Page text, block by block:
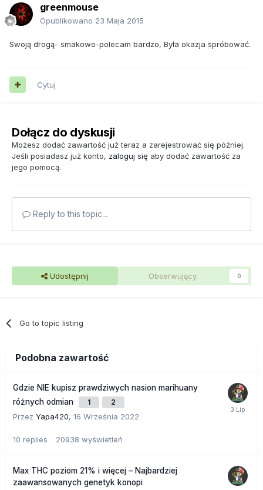
greenmouse
Opublikowano 23 Maja 2015
Swoją drogą- smakowo-polecam bardzo, Była okazja spróbować.
Cytuj
Dołącz do dyskusji
Możesz dodać zawartość już teraz a zarejestrować się później.
Jeśli posiadasz już konto, zaloguj się aby dodać zawartość za
jego pomocą.
Reply to this topic...
Udostępnij Obserwujący 0
Go to topic listing
Podobna zawartość
Gdzie NIE kupisz prawdziwych nasion marihuany
różnych odmian
1 2
Przez Yapa420, 16 Września 2022
10 replies 20938 wyświetleń
Max THC poziom 21% i więcej – Najbardziej
zaawansowanych genetyk konopi